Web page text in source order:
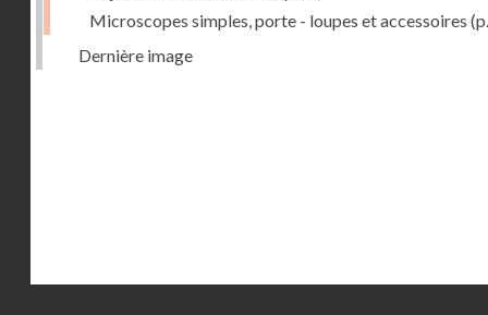
Microscopes simples, porte - loupes et accessoires
Dernière image